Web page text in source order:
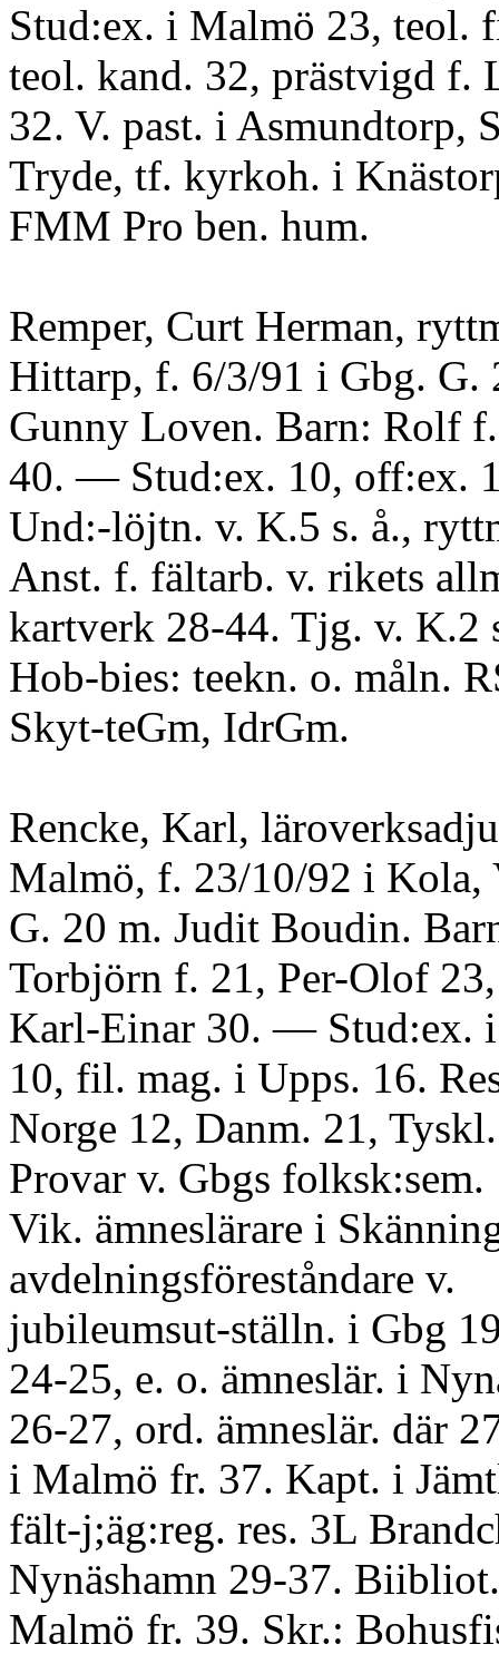
Stud:ex. i Malmö 23, teol.
teol. kand. 32, prästvigd f.
32. V. past. i Asmundtorp,
Tryde, tf. kyrkoh. i
FMM Pro ben. hum.
Remper, Curt Herman,
Hittarp, f. 6/3/91 i Gbg. G.
Gunny Loven. Barn: Rolf
40. — Stud:ex. 10, off:ex.
Und:-löjtn. v. K.5 s. å.,
Anst. f. fältarb. v. rikets
kartverk 28-44. Tjg. v. K.2
Hob-bies: teekn. o. måln.
Skyt-teGm, IdrGm.
Rencke, Karl,
Malmö, f. 23/10/92 i Kola,
G. 20 m. Judit Boudin.
Torbjörn f. 21, Per-Olof
Karl-Einar 30. — Stud:ex. i
10, fil. mag. i Upps. 16.
Norge 12, Danm. 21,
Provar v. Gbgs folksk:sem.
Vik. ämneslärare i
avdelningsföreståndare v.
jubileumsut-ställn. i Gbg
24-25, e. o. ämneslär. i
26-27, ord. ämneslär. där
i Malmö fr. 37. Kapt. i
fält-j;äg:reg. res. 3L
Nynäshamn 29-37.
Malmö fr. 39. Skr.: